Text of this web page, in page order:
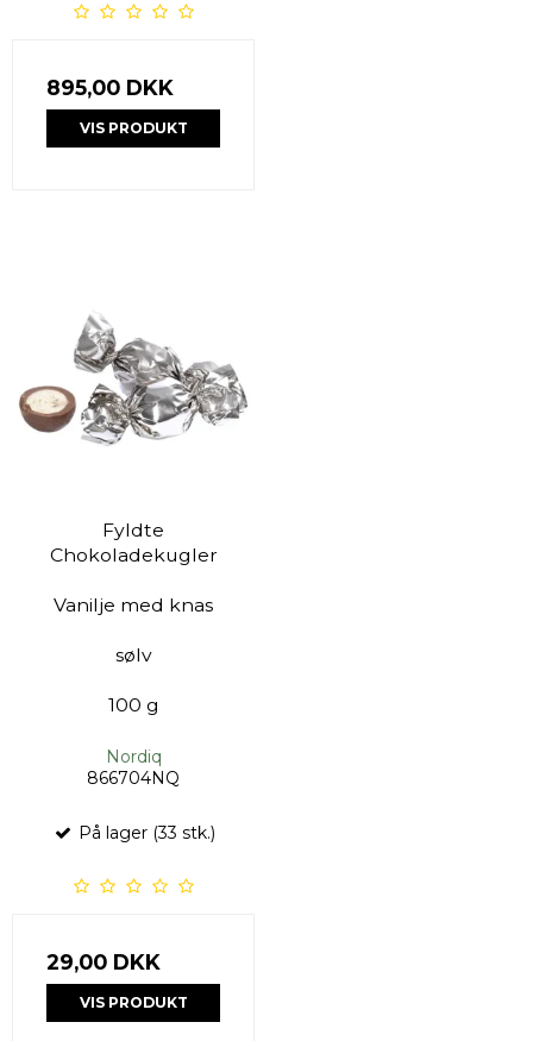
895,00 DKK
VIS PRODUKT
Fyldte
Chokoladekugler
Vanilje med knas
sølv
100 g
Nordiq
866704NQ
På lager (33 stk.)
29,00 DKK
VIS PRODUKT